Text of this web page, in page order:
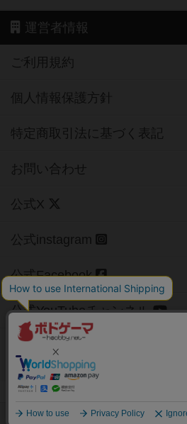
運営者情報
ご利用規約
個人情報保護方針
特定商取引法に基づく表記
お問い合わせ
公式X
公式instagram
公式Facebook
公式YouTubeチャンネル